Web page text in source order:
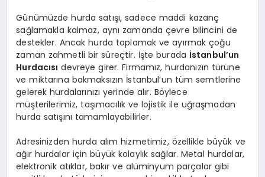
Günümüzde hurda satışı, sadece maddi kazanç
sağlamakla kalmaz, aynı zamanda çevre bilincini de
destekler. Ancak hurda toplamak ve ayırmak çoğu
zaman zahmetli bir süreçtir. İşte burada İstanbul’un
Hurdacısı devreye girer. Firmamız, hurdanızın türüne
ve miktarına bakmaksızın İstanbul’un tüm semtlerine
gelerek hurdalarınızı yerinde alır. Böylece
müşterilerimiz, taşımacılık ve lojistik ile uğraşmadan
hurda satışını tamamlayabilirler.
Adresinizden hurda alım hizmetimiz, özellikle büyük ve
ağır hurdalar için büyük kolaylık sağlar. Metal hurdalar,
elektronik atıklar, bakır ve alüminyum parçalar gibi